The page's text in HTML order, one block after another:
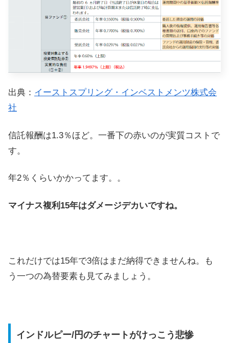
出典： イーストスプリング・インベストメンツ株式会
社
信託報酬は1.3％ほど。一番下の赤いのが実質コストで
す。
年2％くらいかかってます。。
マイナス複利15年はダメージデカいですね。
これだけでは15年で3倍はまだ納得できませんね。も
う一つの為替要素も見てみましょう。
インドルピー/円のチャートがけっこう悲惨